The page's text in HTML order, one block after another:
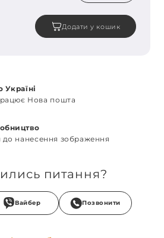
Додати у кошик
Україні
Нова пошта
до нанесення зображення
питання?
Вайбер Позвонити